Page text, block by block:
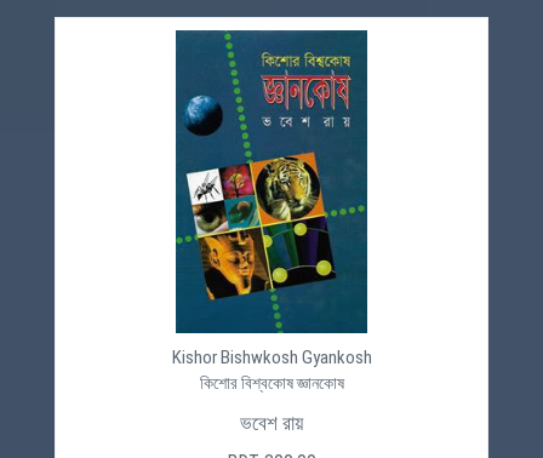
Kishor Bishwkosh Gyankosh
কিশোর বিশ্বকোষ জ্ঞানকোষ
ভবেশ রায়